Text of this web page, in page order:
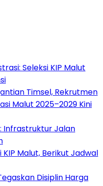
Seleksi KIP Malut
Timsel, Rekrutmen
Malut 2025–2029 Kini
Infrastruktur Jalan
Malut, Berikut Jadwal
Disiplin Harga